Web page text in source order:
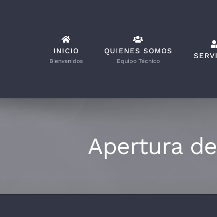
INICIO
Bienvenidos
QUIENES SOMOS
Equipo Técnico
Apertura